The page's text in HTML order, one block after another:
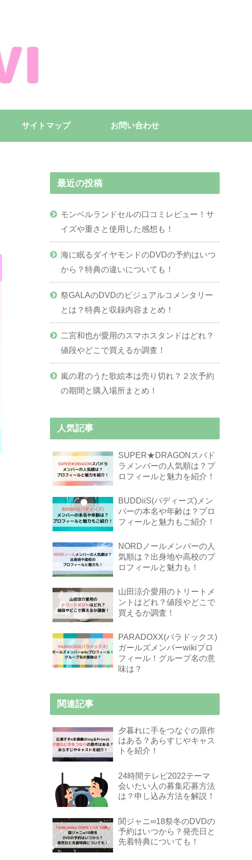
サイトマップ お問い合わせ
最近の投稿
モンベルランドセルの口コミレビュー！サ
イズや重さと使用した感想も！
海に眠るダイヤモンドのDVDの予約はいつ
から？特典の違いについても！
祭GALAのDVDのビジュアルコメンタリー
とは？特典と収録内容まとめ！
二宮和也が愛用のスマホスタンドはどれ？
値段やどこで買えるか調査！
嵐の君のうた歌絵本は売り切れ？２次予約
の期間と購入場所まとめ！
人気記事
SUPER★DRAGONスパド
ラメンバーの人気順は？プ
ロフィールと魅力を紹介！
BUDDiiS(バディーズ)メン
バーの本名や年齢は？プロ
フィールと魅力もご紹介！
NORDノールメンバーの人
気順は？出身地や高校のプ
ロフィールと魅力も！
山田涼介愛用のトリートメ
ントはどれ？値段やどこで
買えるか調査！
PARADOXX(パラドックス)
ガールズメンバーwikiプロ
フィール！グループ名の意
味は？
関連記事
夕暮れに手をつなぐの原作
はある？あらすじやキャス
トを紹介！
24時間テレビ2022テーマ
会いたい人の募集応募方法
は？申し込み方法を解説！
関ジャニ∞18祭冬のDVDの
予約はいつから？発売日と
先着特典についても！